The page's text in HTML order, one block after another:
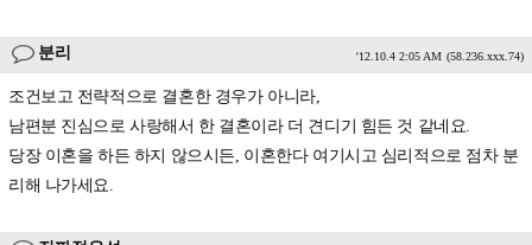
분리 '12.10.4 2:05 AM (58.236.xxx.74)
조건보고 전략적으로 결혼한 경우가 아니라,
남편분 진심으로 사랑해서 한 결혼이라 더 견디기 힘든 것 같네요.
당장 이혼을 하든 하지 않으시든, 이혼한다 여기시고 심리적으로 점차 분
리해 나가세요.